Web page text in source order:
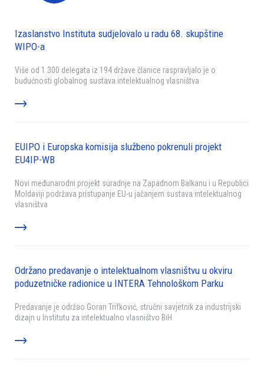
Izaslanstvo Instituta sudjelovalo u radu 68. skupštine
WIPO-a
Više od 1.300 delegata iz 194 države članice raspravljalo je o
budućnosti globalnog sustava intelektualnog vlasništva
EUIPO i Europska komisija službeno pokrenuli projekt
EU4IP-WB
Novi međunarodni projekt suradnje na Zapadnom Balkanu i u Republici
Moldaviji podržava pristupanje EU-u jačanjem sustava intelektualnog
vlasništva
Održano predavanje o intelektualnom vlasništvu u okviru
poduzetničke radionice u INTERA Tehnološkom Parku
Predavanje je održao Goran Trifković, stručni savjetnik za industrijski
dizajn u Institutu za intelektualno vlasništvo BiH